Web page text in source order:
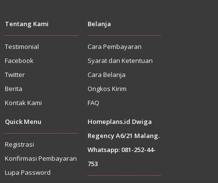
Tentang Kami
Testimonial
Facebook
Twitter
Berita
Kontak Kami
Belanja
Cara Pembayaran
Syarat dan Ketentuan
Cara Belanja
Ongkos Kirim
FAQ
Quick Menu
Registrasi
Konfirmasi Pembayaran
Lupa Password
Homeplans.id Dwiga
Regency A6/21 Malang.
Whatsapp: 081-252-44-
753